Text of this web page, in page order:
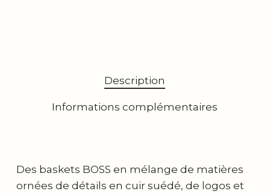
Description
Informations complémentaires
Des baskets BOSS en mélange de matières
ornées de détails en cuir suédé, de logos et